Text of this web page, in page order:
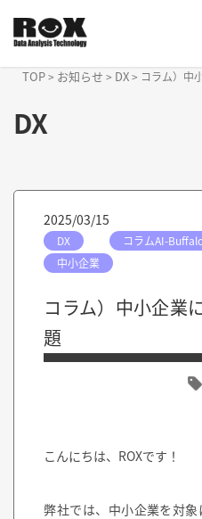
TOP> お知らせ > DX> コラム）中
DX
2025/03/15
DX コラムAI-
中小企業
コラム）中小企業
題
こんにちは、ROXです！
弊社では、中小企業を対